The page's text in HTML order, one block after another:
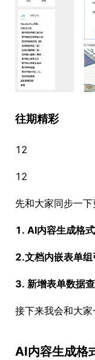
往期精彩
12
12
先和大家同步一下
1. AI内容生成格
2.文档内嵌表单
3. 新增表单数据
接下来我会和大家
AI内容生成格